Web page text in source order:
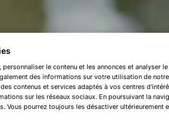
le contenu et les annonces et analyser
des informations sur votre utilisation de
contenus et services adaptés à vos centres
sur les réseaux sociaux. En poursuivant la
Vous pourrez toujours les désactiver ultérieurement